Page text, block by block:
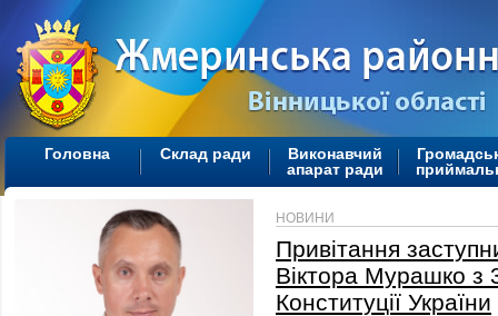
Головна Склад ради
Виконавчий
апарат ради
НОВИНИ
Привітання
Віктора Мурашко з
Конституції України